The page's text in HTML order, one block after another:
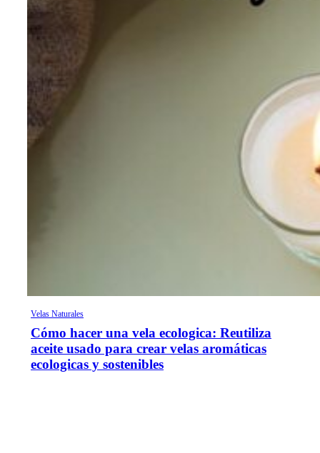
Velas Naturales
Cómo hacer una vela ecologica: Reutiliza
aceite usado para crear velas aromáticas
ecologicas y sostenibles